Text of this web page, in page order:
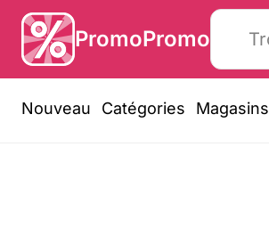
PromoPromo
Nouveau Catégories Magasins